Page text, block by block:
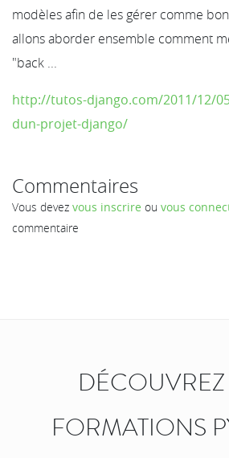
modèles afin de les gérer comme
allons aborder ensemble comment
"back ...
http://tutos-django.com/2011/12/
dun-projet-django/
Commentaires
Vous devez vous inscrire ou vous
commentaire
FORMATIONS